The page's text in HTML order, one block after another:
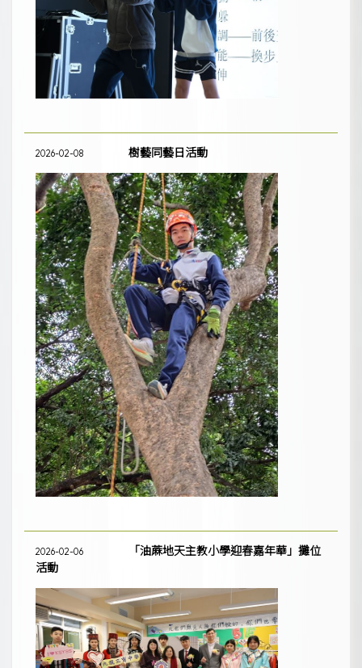
2026-02-08 樹藝同藝日活動
2026-02-06
「油蔴地天主教小學迎春嘉年華」攤位
活動